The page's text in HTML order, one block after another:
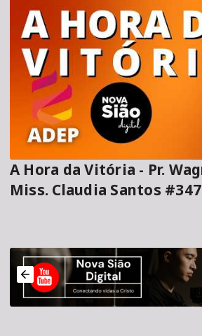
A Hora da Vitória - Pr. Wagner Santos e
Miss. Claudia Santos #347